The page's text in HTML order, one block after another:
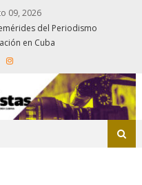
09, 2026
del Periodismo
en Cuba